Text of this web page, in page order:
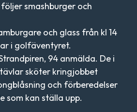
smashburger och
och glass från kl 14
i golfäventyret.
94 anmälda. De i
sköter kringjobbet
och förberedelser
som kan ställa upp.